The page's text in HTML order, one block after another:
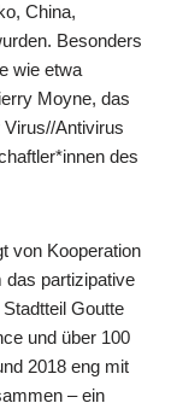
China,
Besonders
wie etwa
Moyne, das
Virus//Antivirus
des
von Kooperation
das partizipative
Goutte
und über 100
2018 eng mit
– ein